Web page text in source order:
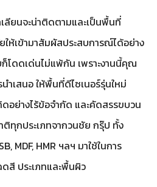
ลียนจะน่าติดตามและเป็นพื้นที่
ห้เข้ามาสัมผัสประสบการณ์ได้อย่าง
โดดเด่นไม่แพ้กัน เพราะงานนี้คุณ
ำเสนอ ให้พื้นที่ดีไซเนอร์รุ่นใหม่
อย่างไร้ข้อจำกัด และคัดสรรขบวน
ทุกประเภทจากวนชัย กรุ๊ป ทั้ง
MDF, HMR ฯลฯ มาใช้ในการ
สี ประเภทและพื้นผิว